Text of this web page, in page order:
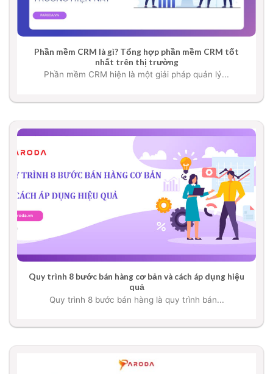
Phần mềm CRM là gì? Tổng hợp phần mềm CRM tốt
nhất trên thị trường
Phần mềm CRM hiện là một giải pháp quản lý...
Quy trình 8 bước bán hàng cơ bản và cách áp dụng hiệu
quả
Quy trình 8 bước bán hàng là quy trình bán...